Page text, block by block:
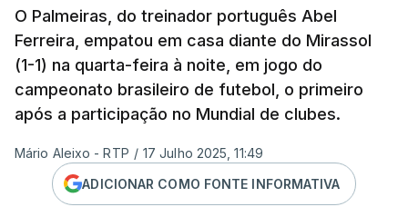
O Palmeiras, do treinador português Abel
Ferreira, empatou em casa diante do Mirassol
(1-1) na quarta-feira à noite, em jogo do
campeonato brasileiro de futebol, o primeiro
após a participação no Mundial de clubes.
Mário Aleixo - RTP / 17 Julho 2025, 11:49
ADICIONAR COMO FONTE INFORMATIVA